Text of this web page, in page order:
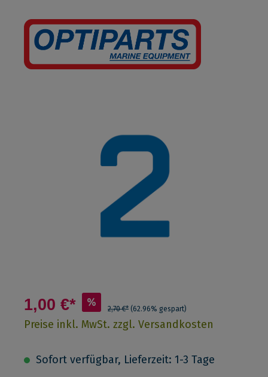
1,00 €* % 2,70 €* (62.96% gespart)
Preise inkl. MwSt. zzgl. Versandkosten
Sofort verfügbar, Lieferzeit: 1-3 Tage